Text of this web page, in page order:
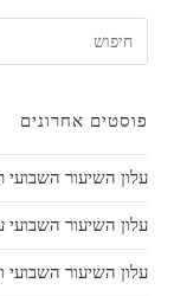
פוסטים אחרונים
עלון השיעור השבועי
עלון השיעור השבועי
עלון השיעור השבועי